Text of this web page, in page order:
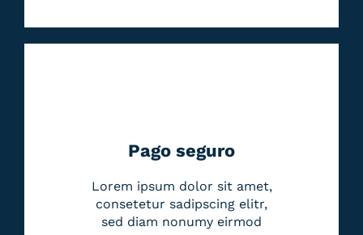
Pago seguro
Lorem ipsum dolor sit amet,
consetetur sadipscing elitr,
sed diam nonumy eirmod